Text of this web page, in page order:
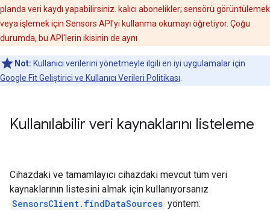
planda veri kaydı yapabilirsiniz. kalıcı abonelikler; sensörü görüntülemek
veya işlemek için Sensors API'yi kullanma okumayı öğretiyor. Çoğu
durumda, bu API'lerin ikisinin de aynı
Not: Kullanıcı verilerini yönetmeyle ilgili en iyi uygulamalar için
Google Fit Geliştirici ve Kullanıcı Verileri Politikası
Kullanılabilir veri kaynaklarını listeleme
Cihazdaki ve tamamlayıcı cihazdaki mevcut tüm veri
kaynaklarının listesini almak için kullanıyorsanız
SensorsClient.findDataSources yöntem: